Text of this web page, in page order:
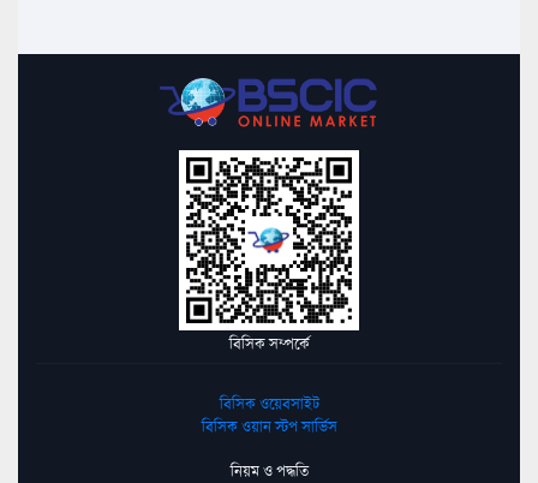
বিসিক সম্পর্কে
বিসিক ওয়েবসাইট
বিসিক ওয়ান স্টপ সার্ভিস
নিয়ম ও পদ্ধতি